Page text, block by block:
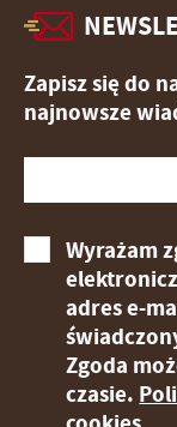
Zapisz się do
najnowsze
Wyrażam
adres e-
Zgoda
czasie.